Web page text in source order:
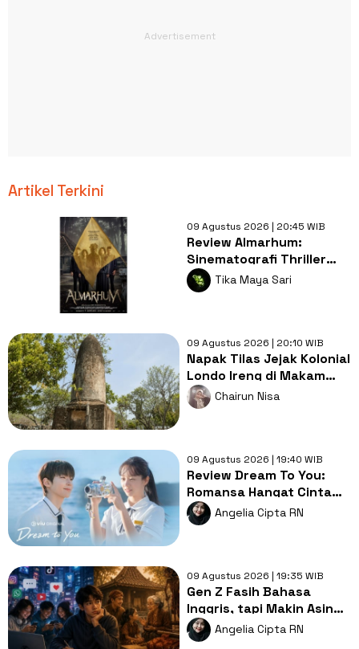
Artikel Terkini
09 Agustus 2026 | 20:45 WIB
Review Almarhum:
Sinematografi Thriller
Misteri Bernyawa
Kearifan Lokal
Tika Maya Sari
09 Agustus 2026 | 20:10 WIB
Napak Tilas Jejak Kolonial
Londo Ireng di Makam
Kherkof Purworejo
Chairun Nisa
09 Agustus 2026 | 19:40 WIB
Review Dream To You:
Romansa Hangat Cinta
Pertama, Luka dan
Impian
Angelia Cipta RN
09 Agustus 2026 | 19:35 WIB
Gen Z Fasih Bahasa
Inggris, tapi Makin Asing
dengan Bahasa Ibu,
Mengapa?
Angelia Cipta RN